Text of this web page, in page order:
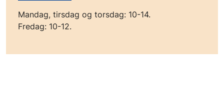
Mandag, tirsdag og torsdag: 10-14.
Fredag: 10-12.